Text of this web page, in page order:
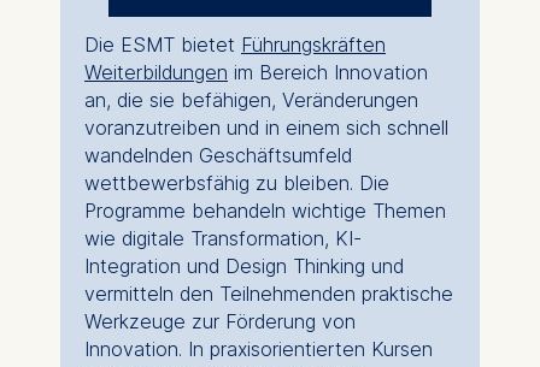
Die ESMT bietet Führungskräften
Weiterbildungen im Bereich Innovation
an, die sie befähigen, Veränderungen
voranzutreiben und in einem sich schnell
wandelnden Geschäftsumfeld
wettbewerbsfähig zu bleiben. Die
Programme behandeln wichtige Themen
wie digitale Transformation, KI-
Integration und Design Thinking und
vermitteln den Teilnehmenden praktische
Werkzeuge zur Förderung von
Innovation. In praxisorientierten Kursen
The controller responsible
for data processing is
ESMT European School of
Management and
Technology GmbH
Schlossplatz 1, 10178 Berlin,
Germany
We use cookies for the
following purposes:
Analyzing website
usage